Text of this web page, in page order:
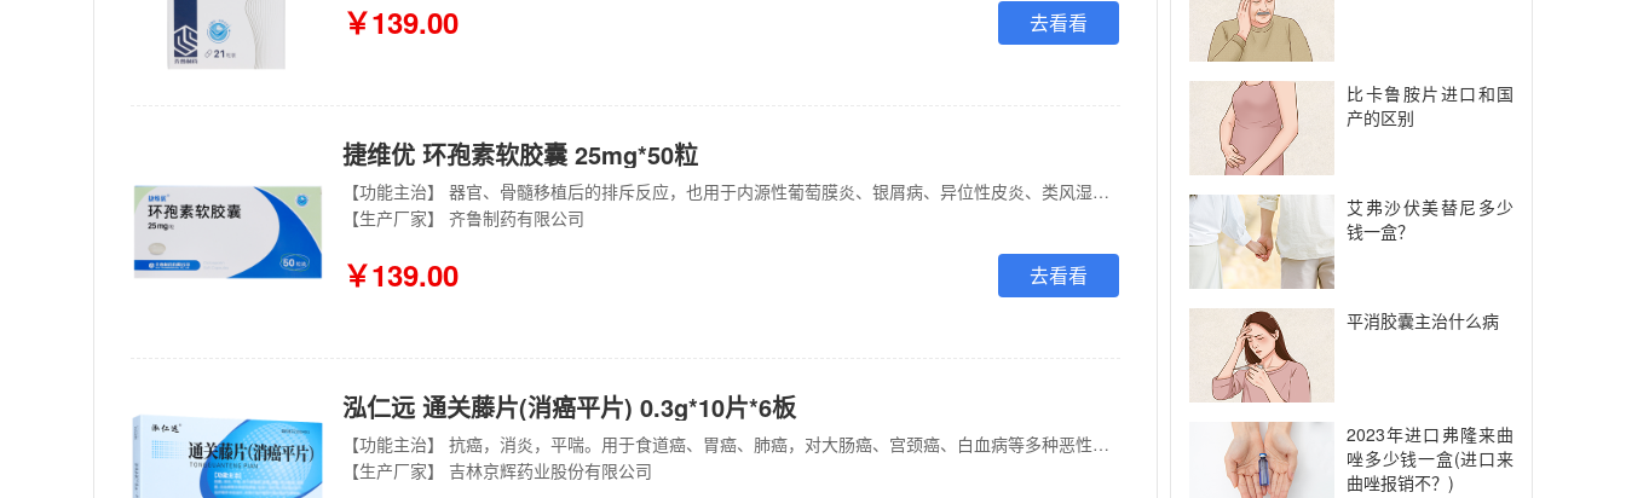
￥139.00 去看看
捷维优 环孢素软胶囊 25mg*50粒
【功能主治】 器官、骨髓移植后的排斥反应，也用于内源性葡萄膜炎、银屑病、异位性皮炎、类风湿关节炎及肾病综合症
【生产厂家】 齐鲁制药有限公司
￥139.00 去看看
泓仁远 通关藤片(消癌平片) 0.3g*10片*6板
【功能主治】 抗癌，消炎，平喘。用于食道癌、胃癌、肺癌，对大肠癌、宫颈癌、白血病等多种恶性肿瘤，亦有一定疗效，亦可配合放疗、化疗及手术后治疗。并用于治疗慢性气管炎和支气管哮喘。
【生产厂家】 吉林京辉药业股份有限公司
比卡鲁胺片进口和国
产的区别
艾弗沙伏美替尼多少
钱一盒？
平消胶囊主治什么病
2023年进口弗隆来曲
唑多少钱一盒(进口来
曲唑报销不？)